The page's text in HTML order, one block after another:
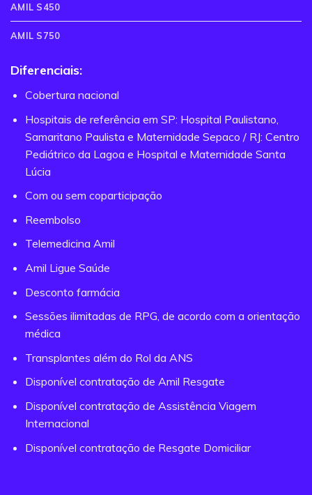
AMIL S450
AMIL S750
Diferenciais:
Cobertura nacional
Hospitais de referência em SP: Hospital Paulistano,
Samaritano Paulista e Maternidade Sepaco / RJ: Centro
Pediátrico da Lagoa e Hospital e Maternidade Santa
Lúcia
Com ou sem coparticipação
Reembolso
Telemedicina Amil
Amil Ligue Saúde
Desconto farmácia
Sessões ilimitadas de RPG, de acordo com a orientação
médica
Transplantes além do Rol da ANS
Disponível contratação de Amil Resgate
Disponível contratação de Assistência Viagem
Internacional
Disponível contratação de Resgate Domiciliar